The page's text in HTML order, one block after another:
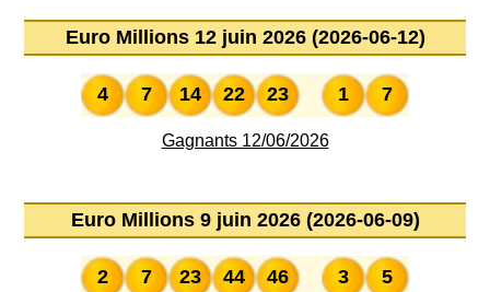
Euro Millions 12 juin 2026 (2026-06-12)
4 7 14 22 23 1 7
Gagnants 12/06/2026
Euro Millions 9 juin 2026 (2026-06-09)
2 7 23 44 46 3 5